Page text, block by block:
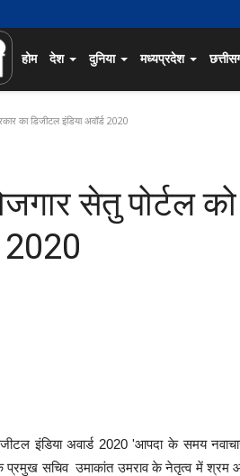
होम देश दुनिया मध्यप्रदेश
का डिजीटल इंडिया अवॉर्ड 2020
सेतु पोर्टल
2020
इंडिया अवार्ड 2020 'आपदा के समय
के प्रमुख सचिव उमाकांत उमराव के नेतृत्व में